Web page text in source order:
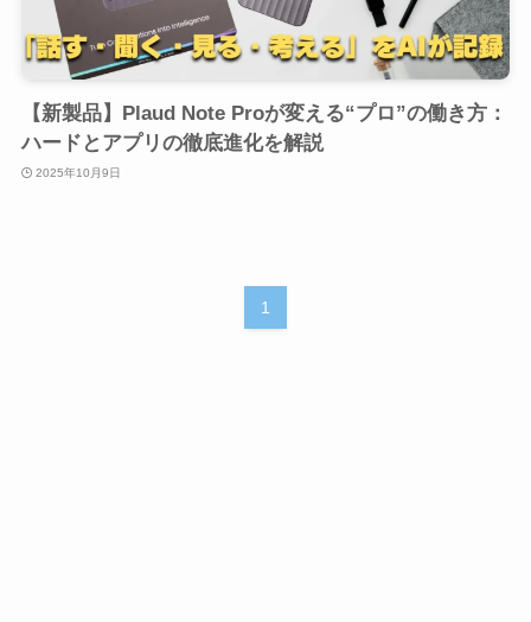
【新製品】Plaud Note Proが変える“プロ”の働き方：
ハードとアプリの徹底進化を解説
2025年10月9日
1